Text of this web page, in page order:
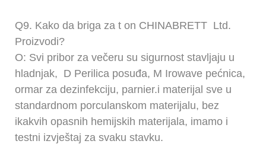
Q9. Kako da briga za t on CHINABRETT Ltd.
Proizvodi?
O: Svi pribor za večeru su sigurnost stavljaju u
hladnjak, D Perilica posuđa, M Irowave pećnica,
ormar za dezinfekciju, parnier.i materijal sve u
standardnom porculanskom materijalu, bez
ikakvih opasnih hemijskih materijala, imamo i
testni izvještaj za svaku stavku.